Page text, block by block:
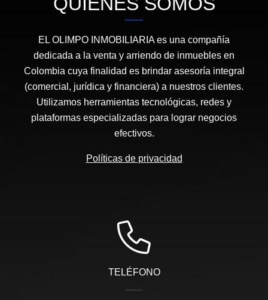
EL OLIMPO INMOBILIARIA es una compañía
dedicada a la venta y arriendo de inmuebles en
Colombia cuya finalidad es brindar asesoría integral
(comercial, jurídica y financiera) a nuestros clientes.
Utilizamos herramientas tecnológicas, redes y
plataformas especializadas para lograr negocios
efectivos.
Políticas de privacidad
TELÉFONO